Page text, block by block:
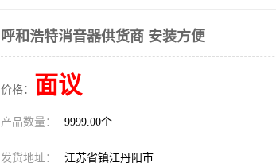
呼和浩特消音器供货商 安装方便
价格： 面议
产品数量： 9999.00个
发货地址： 江苏省镇江丹阳市